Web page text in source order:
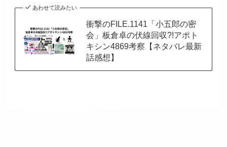
あわせて読みたい
衝撃のFILE.1141「小五郎の密
会」板倉卓の伏線回収?!アポト
キシン4869考察【ネタバレ最新
話感想】